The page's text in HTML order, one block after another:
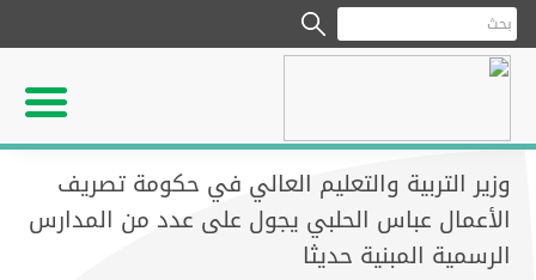
وزير التربية والتعليم العالي في حكومة تصريف
الأعمال عباس الحلبي يجول على عدد من المدارس
الرسمية المبنية حديثا